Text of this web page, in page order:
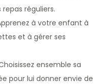
réguliers.
à votre enfant à
et à gérer ses
ensemble sa
pour lui donner envie de